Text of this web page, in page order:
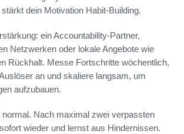
dein Motivation Habit-Building.
ein Accountability-Partner,
Netzwerken oder lokale Angebote wie
Rückhalt. Messe Fortschritte wöchentlich,
an und skaliere langsam, um
aufzubauen.
Nach maximal zwei verpassten
wieder und lernst aus Hindernissen.